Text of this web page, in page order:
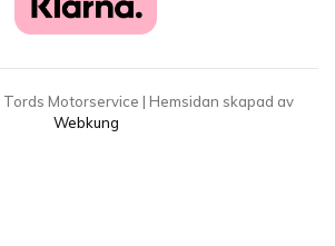
Tords Motorservice | Hemsidan skapad av
Webkung